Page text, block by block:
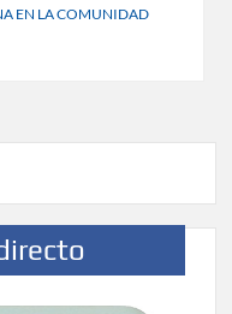
EN LA COMUNIDAD